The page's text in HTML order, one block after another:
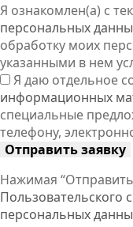
Я ознакомлен(а) с
персональных
обработку моих
указанными в нем
Я даю отдельное
информационных
специальные
телефону,
Отправить заявку
Нажимая
Пользовательского
персональных